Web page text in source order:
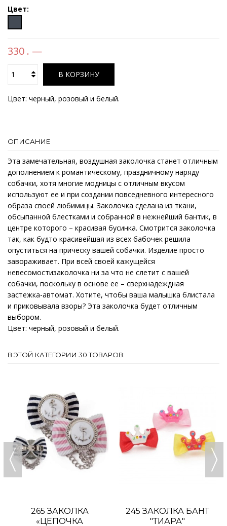
Цвет:
330 . —
В КОРЗИНУ
Цвет: черный, розовый и белый.
ОПИСАНИЕ
Эта замечательная, воздушная заколочка станет отличным
дополнением к романтическому, праздничному наряду
собачки, хотя многие модницы с отличным вкусом
используют ее и при создании повседневного интересного
образа своей любимицы. Заколочка сделана из ткани,
обсыпанной блестками и собранной в нежнейший бантик, в
центре которого – красивая бусинка. Смотрится заколочка
так, как будто красивейшая из всех бабочек решила
опуститься на прическу вашей собачки. Изделие просто
завораживает. При всей своей кажущейся
невесомостизаколочка ни за что не слетит с вашей
собачки, поскольку в основе ее – сверхнадеждная
застежка-автомат. Хотите, чтобы ваша малышка блистала
и приковывала взоры? Эта заколочка будет отличным
выбором.
Цвет: черный, розовый и белый.
В ЭТОЙ КАТЕГОРИИ 30 ТОВАРОВ:
265 ЗАКОЛКА
«ЦЕПОЧКА
245 ЗАКОЛКА БАНТ
"ТИАРА"